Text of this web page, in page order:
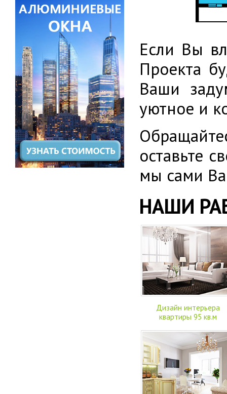
Если Вы
Проекта
Ваши
уютное и
оставьте
мы сами
НАШИ
Дизайн интерьера
квартиры 95 кв.м